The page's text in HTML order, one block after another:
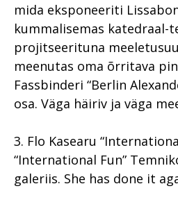
mida eksponeeriti
kummalisemas katedraal-
projitseerituna
meenutas oma õrritava
Fassbinderi “Berlin
osa. Väga häiriv ja väga
3. Flo Kasearu
“International Fun”
galeriis. She has done it